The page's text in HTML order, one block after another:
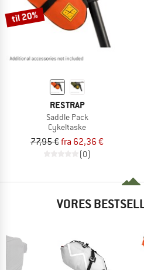
til 20%
RESTRAP
Saddle Pack
Cykeltaske
77,95 €fra 62,36 €
(0)
VORES